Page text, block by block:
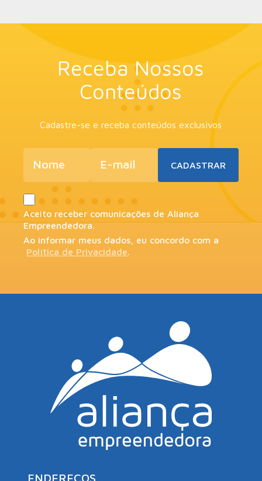
Receba Nossos
Conteúdos
Cadastre-se e receba conteúdos exclusivos
Aceito receber comunicações de Aliança
Empreendedora.
Ao informar meus dados, eu concordo com a
Política de Privacidade.
ENDEREÇOS